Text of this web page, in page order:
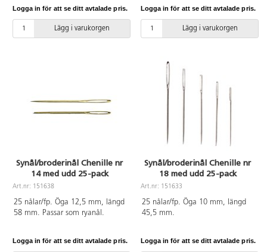
Logga in för att se ditt avtalade pris.
Lägg i varukorgen
Logga in för att se ditt avtalade pris.
Lägg i varukorgen
Synål/broderinål Chenille nr
14 med udd 25-pack
Art.nr: 151638
25 nålar/fp. Öga 12,5 mm, längd
58 mm. Passar som ryanål.
Logga in för att se ditt avtalade pris.
Synål/broderinål Chenille nr
18 med udd 25-pack
Art.nr: 151633
25 nålar/fp. Öga 10 mm, längd
45,5 mm.
Logga in för att se ditt avtalade pris.